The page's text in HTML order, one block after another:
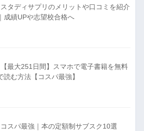
スタディサプリのメリットや口コミを紹介
｜成績UPや志望校合格へ
【最大251日間】スマホで電子書籍を無料
読む方法【コスパ最強】
コスパ最強｜本の定額制サブスク10選